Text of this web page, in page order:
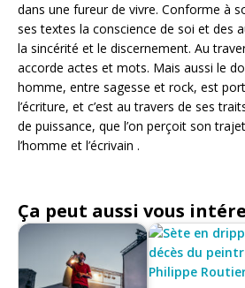
dans une fureur de vivre. Conforme à
ses textes la conscience de soi et des
la sincérité et le discernement. Au
accorde actes et mots. Mais aussi le
homme, entre sagesse et rock, est
l’écriture, et c’est au travers de ses
de puissance, que l’on perçoit son
l’homme et l’écrivain .
Ça peut aussi vous